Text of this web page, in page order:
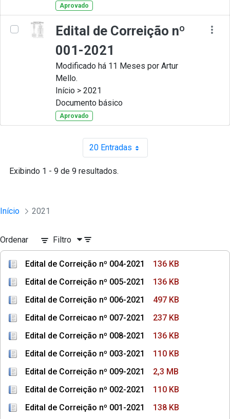
Aprovado
Edital de Correição nº
001-2021
Modificado há 11 Meses por Artur
Mello.
Início > 2021
Documento básico
Aprovado
20 EntradasPor página
Exibindo 1 - 9 de 9 resultados.
Início 2021
Ordenar Filtro
Edital de Correição nº 004-2021
136 KB
Edital de Correição nº 005-2021
136 KB
Edital de Correição nº 006-2021
497 KB
Edital de Correicao nº 007-2021
237 KB
Edital de Correição nº 008-2021
136 KB
Edital de Correição nº 003-2021
110 KB
Edital de Correição nº 009-2021
2,3 MB
Edital de Correição nº 002-2021
110 KB
Edital de Correição nº 001-2021
138 KB